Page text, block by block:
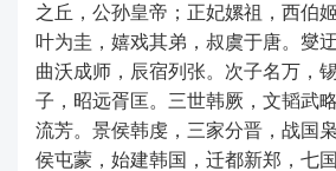
之丘，公孙皇帝；正妃嫘祖，西伯
叶为圭，嬉戏其弟，叔虞于唐。燮
曲沃成师，辰宿列张。次子名万，
子，昭远胥匡。三世韩厥，文韬武
流芳。景侯韩虔，三家分晋，战国
侯屯蒙，始建韩国，迁都新郑，七